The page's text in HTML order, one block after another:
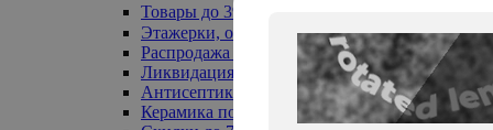
Товары до 399₽
Этажерки, обувницы
Распродажа текстиля до -50%
Ликвидация до -70%
Антисептики
Керамика по 129 руб